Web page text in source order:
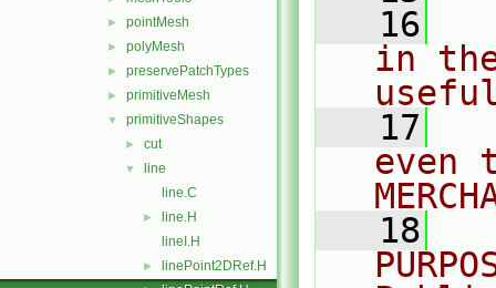
► pointMesh
► polyMesh
► preservePatchTypes
► primitiveMesh
▼ primitiveShapes
► cut
▼
line
line.C
►
line.H
lineI.H
► linePoint2DRef.H
   16
in
   17
even
   18